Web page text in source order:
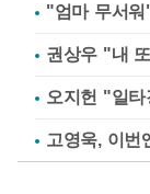
"엄마 무서
권상우 "내
오지헌 "일
고영욱, 이